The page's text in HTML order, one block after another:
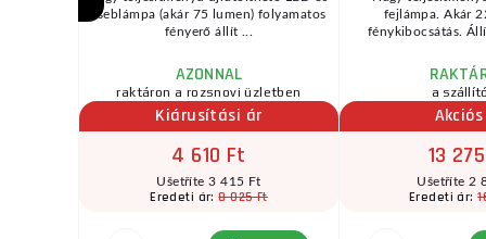
zseblámpa (akár 75 lumen) folyamatos
fényerő állít ...
AZONNAL
raktáron a rozsnovi üzletben
Kiárusítási ár
4 610 Ft
Ušetříte 3 415 Ft
Eredeti ár:8 025 Ft
fejlámpa. Akár
fénykibocsátás.
a
13
Ušetříte 2
Eredeti ár: